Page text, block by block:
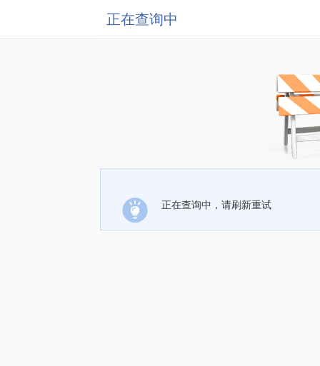
正在查询中
正在查询中，请刷新重试